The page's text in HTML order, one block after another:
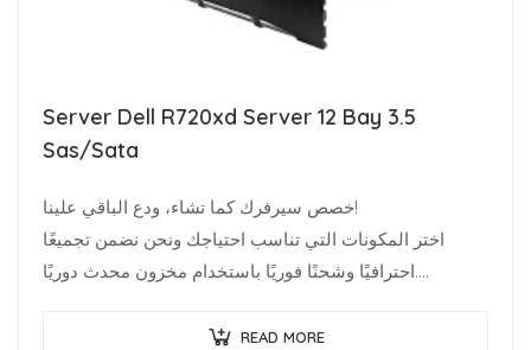
Server Dell R720xd Server 12 Bay 3.5
Sas/Sata
خصص سيرفرك كما تشاء، ودع الباقي علينا!
اختر المكونات التي تناسب احتياجك ونحن نضمن تجميعًا
احترافيًا وشحنًا فوريًا باستخدام مخزون محدث دوريًا.
READ MORE